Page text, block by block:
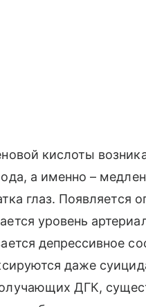
кислоты
а именно –
глаз. Появляется
уровень
депрессивное
даже
ДГК,